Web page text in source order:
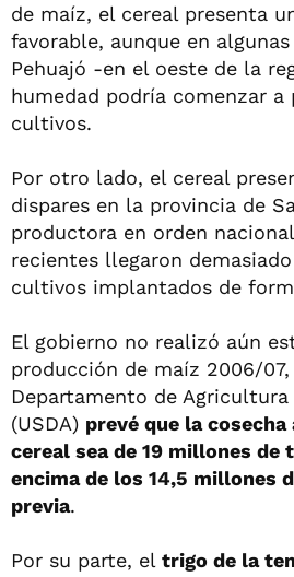
de maíz, el cereal presenta
favorable, aunque en
Pehuajó -en el oeste de la
humedad podría comenzar a
cultivos.
Por otro lado, el cereal
dispares en la provincia de
productora en orden
recientes llegaron
cultivos implantados de
El gobierno no realizó aún
producción de maíz 2006/
Departamento de
(USDA) prevé que la
cereal sea de 19 millones de
encima de los 14,5 millones
previa.
Por su parte, el trigo de la